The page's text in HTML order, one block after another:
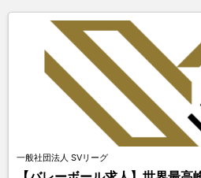
一般社団法人 SVリーグ